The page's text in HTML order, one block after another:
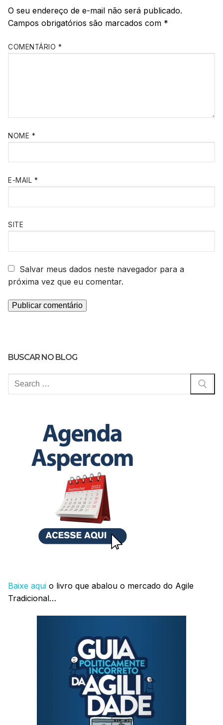
O seu endereço de e-mail não será publicado.
Campos obrigatórios são marcados com *
COMENTÁRIO *
NOME *
E-MAIL *
SITE
Salvar meus dados neste navegador para a
próxima vez que eu comentar.
BUSCAR NO BLOG
Pesquisar
por:
Baixe aqui o livro que abalou o mercado do Agile
Tradicional…